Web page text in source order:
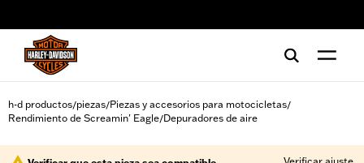
h-d productos/piezas/Piezas y accesorios para motocicletas/
Rendimiento de Screamin' Eagle/Depuradores de aire